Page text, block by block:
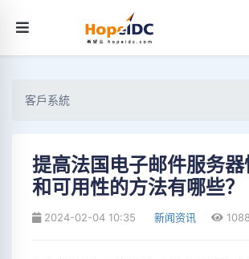
客戶系統
提高法国电子邮件服务
和可用性的方法有哪些？
2024-02-04 10:35 新闻资讯 1088